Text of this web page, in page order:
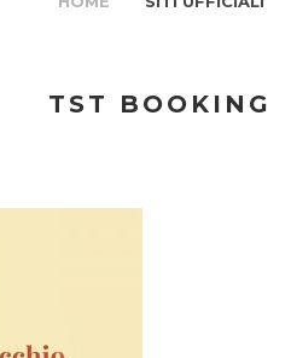
TST BOOKING